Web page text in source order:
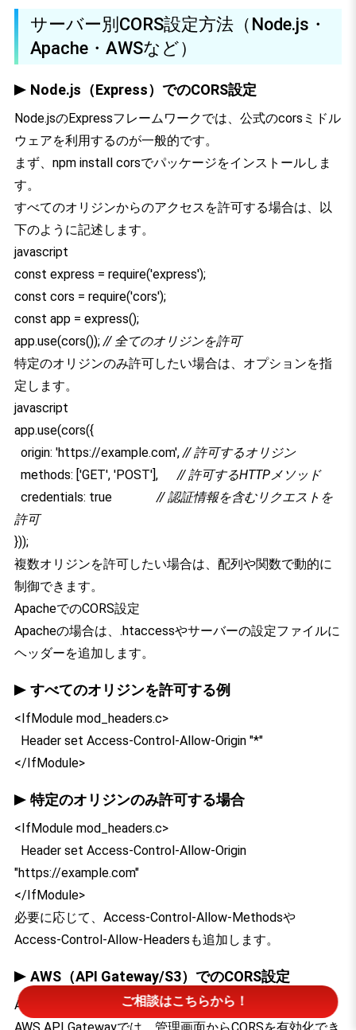
サーバー別CORS設定方法（Node.js・
Apache・AWSなど）
Node.js（Express）でのCORS設定
Node.jsのExpressフレームワークでは、公式のcorsミドル
ウェアを利用するのが一般的です。
まず、npm install corsでパッケージをインストールしま
す。
すべてのオリジンからのアクセスを許可する場合は、以
下のように記述します。
javascript
const express = require('express');
const cors = require('cors');
const app = express();
app.use(cors()); // 全てのオリジンを許可
特定のオリジンのみ許可したい場合は、オプションを指
定します。
javascript
app.use(cors({
origin: 'https://example.com', // 許可するオリジン
methods: ['GET', 'POST'], // 許可するHTTPメソッド
credentials: true // 認証情報を含むリクエストを
許可
}));
複数オリジンを許可したい場合は、配列や関数で動的に
制御できます。
ApacheでのCORS設定
Apacheの場合は、.htaccessやサーバーの設定ファイルに
ヘッダーを追加します。
すべてのオリジンを許可する例
<IfModule mod_headers.c>
Header set Access-Control-Allow-Origin "*"
</IfModule>
特定のオリジンのみ許可する場合
<IfModule mod_headers.c>
Header set Access-Control-Allow-Origin
"https://example.com"
</IfModule>
必要に応じて、Access-Control-Allow-Methodsや
Access-Control-Allow-Headersも追加します。
AWS（API Gateway/S3）でのCORS設定
API Gateway
AWS API Gatewayでは、管理画面からCORSを有効化でき
ご相談はこちらから！